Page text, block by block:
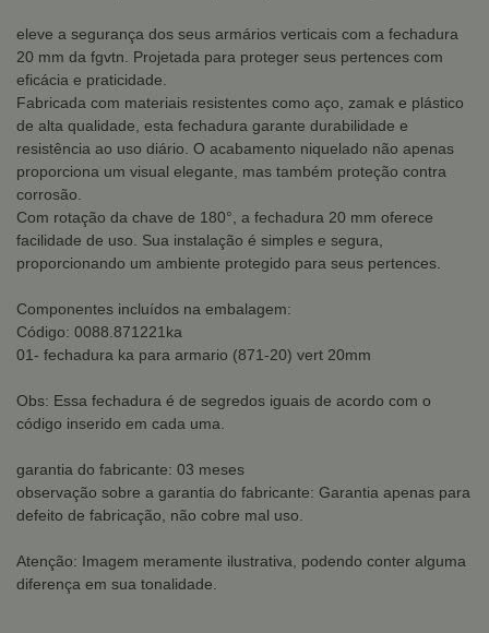
eleve a segurança dos seus armários verticais com a fechadura
20 mm da fgvtn. Projetada para proteger seus pertences com
eficácia e praticidade.
Fabricada com materiais resistentes como aço, zamak e plástico
de alta qualidade, esta fechadura garante durabilidade e
resistência ao uso diário. O acabamento niquelado não apenas
proporciona um visual elegante, mas também proteção contra
corrosão.
Com rotação da chave de 180°, a fechadura 20 mm oferece
facilidade de uso. Sua instalação é simples e segura,
proporcionando um ambiente protegido para seus pertences.
Componentes incluídos na embalagem:
Código: 0088.871221ka
01- fechadura ka para armario (871-20) vert 20mm
Obs: Essa fechadura é de segredos iguais de acordo com o
código inserido em cada uma.
garantia do fabricante: 03 meses
observação sobre a garantia do fabricante: Garantia apenas para
defeito de fabricação, não cobre mal uso.
Atenção: Imagem meramente ilustrativa, podendo conter alguma
diferença em sua tonalidade.